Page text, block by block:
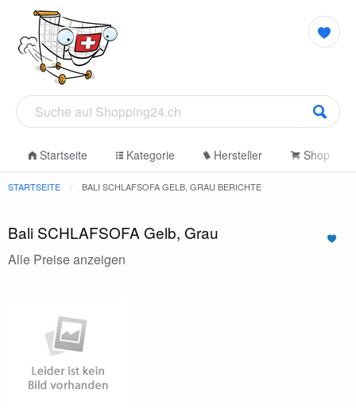
Startseite Kategorie Hersteller Shop
STARTSEITE BALI SCHLAFSOFA GELB, GRAU BERICHTE
Bali SCHLAFSOFA Gelb, Grau
Alle Preise anzeigen